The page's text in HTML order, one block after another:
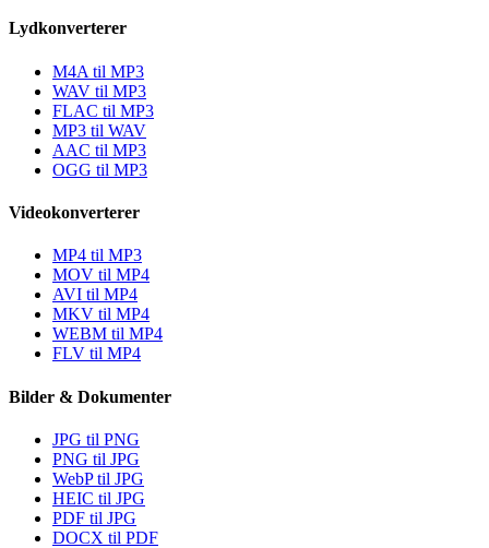
Lydkonverterer
M4A til MP3
WAV til MP3
FLAC til MP3
MP3 til WAV
AAC til MP3
OGG til MP3
Videokonverterer
MP4 til MP3
MOV til MP4
AVI til MP4
MKV til MP4
WEBM til MP4
FLV til MP4
Bilder & Dokumenter
JPG til PNG
PNG til JPG
WebP til JPG
HEIC til JPG
PDF til JPG
DOCX til PDF